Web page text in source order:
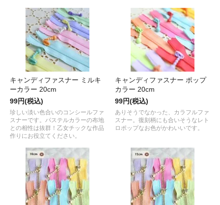
キャンディファスナー ミルキ
ーカラー 20cm
99円(税込)
珍しい淡い色合いのコンシールファ
スナーです。パステルカラーの布地
との相性は抜群！乙女チックな作品
作りにお役立てください。
キャンディファスナー ポップ
カラー 20cm
99円(税込)
ありそうでなかった、カラフルファ
スナー。復刻柄にも合いそうなレト
ロポップなお色がかわいいです。